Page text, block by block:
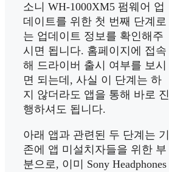
소니 WH-1000XM5 펌웨어 업
데이트를 위한 첫 번째 단계로
는 업데이트 정보를 확인해주
시면 됩니다. 홈페이지에 접속
해 드라이버 출시 여부를 보시
면 되는데, 사실 이 단계는 하
지 않더라도 앱을 통해 바로 진
행하셔도 됩니다.
아래 앱과 관련된 두 단계는 기
존에 앱 미설치자들을 위한 부
분으로, 이미 Sony Headphones